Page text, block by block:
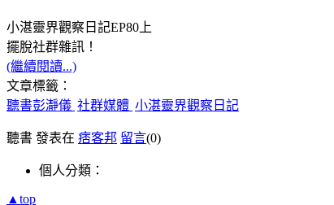
小湛靈界觀察日記EP80 上
擺脫社群雜訊！
(繼續閱讀...)
文章標籤：
聽書彭瀞儀 社群媒體 小湛靈界觀察日記
聽書 發表在 痞客邦 留言(0)
個人分類：
▲top